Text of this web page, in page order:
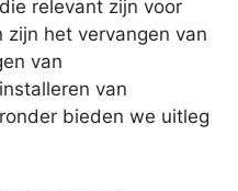
relevant zijn voor
het vervangen van
van
van
bieden we uitleg